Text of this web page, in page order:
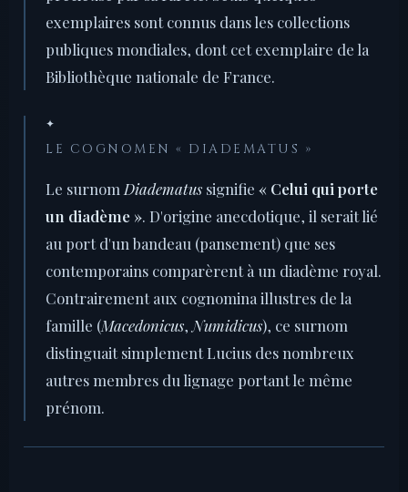
exemplaires sont connus dans les collections
publiques mondiales, dont cet exemplaire de la
Bibliothèque nationale de France.
✦
LE COGNOMEN « DIADEMATUS »
Le surnom Diadematus signifie « Celui qui porte
un diadème ». D'origine anecdotique, il serait lié
au port d'un bandeau (pansement) que ses
contemporains comparèrent à un diadème royal.
Contrairement aux cognomina illustres de la
famille (Macedonicus, Numidicus), ce surnom
distinguait simplement Lucius des nombreux
autres membres du lignage portant le même
prénom.